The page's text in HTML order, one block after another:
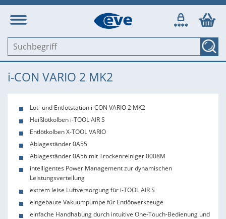
i-CON VARIO 2 MK2
Löt- und Entlötstation i-CON VARIO 2 MK2
Heißlötkolben i-TOOL AIR S
Entlötkolben X-TOOL VARIO
Ablageständer 0A55
Ablageständer 0A56 mit Trockenreiniger 0008M
intelligentes Power Management zur dynamischen
Leistungsverteilung
extrem leise Luftversorgung für i-TOOL AIR S
eingebaute Vakuumpumpe für Entlötwerkzeuge
einfache Handhabung durch intuitive One-Touch-Bedienung und